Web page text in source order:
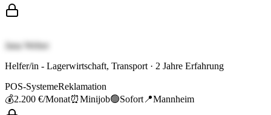
Jana Weber
Helfer/in - Lagerwirtschaft, Transport · 2 Jahre Erfahrung
POS-SystemeReklamation
💰2.200 €/Monat⏰Minijob🟢Sofort 📍Mannheim